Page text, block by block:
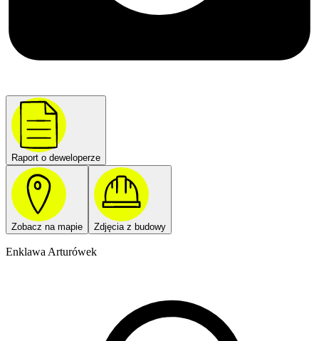
Raport o deweloperze
Zobacz na mapie Zdjęcia z budowy
Enklawa Arturówek